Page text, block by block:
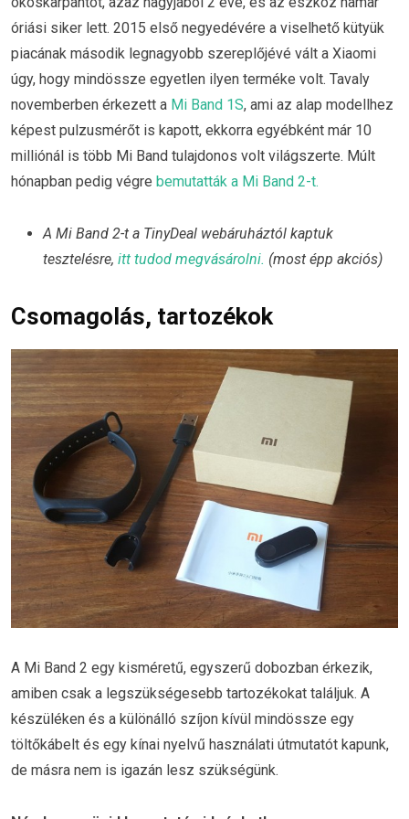
óriási siker lett. 2015 első negyedévére a viselhető kütyük
piacának második legnagyobb szereplőjévé vált a Xiaomi
úgy, hogy mindössze egyetlen ilyen terméke volt. Tavaly
novemberben érkezett a Mi Band 1S, ami az alap modellhez
képest pulzusmérőt is kapott, ekkorra egyébként már 10
milliónál is több Mi Band tulajdonos volt világszerte. Múlt
hónapban pedig végre bemutatták a Mi Band 2-t.
A Mi Band 2-t a TinyDeal webáruháztól kaptuk
tesztelésre, itt tudod megvásárolni. (most épp akciós)
Csomagolás, tartozékok
A Mi Band 2 egy kisméretű, egyszerű dobozban érkezik,
amiben csak a legszükségesebb tartozékokat találjuk. A
készüléken és a különálló szíjon kívül mindössze egy
töltőkábelt és egy kínai nyelvű használati útmutatót kapunk,
de másra nem is igazán lesz szükségünk.